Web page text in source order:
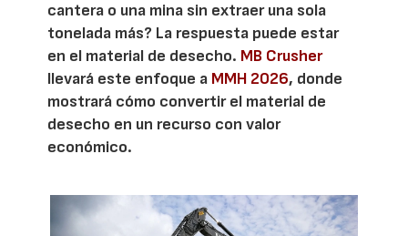
cantera o una mina sin extraer una sola
tonelada más? La respuesta puede estar
en el material de desecho. MB Crusher
llevará este enfoque a MMH 2026, donde
mostrará cómo convertir el material de
desecho en un recurso con valor
económico.